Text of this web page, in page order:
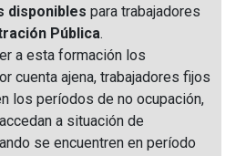
disponibles para trabajadores
Pública.
a esta formación los
cuenta ajena, trabajadores fijos
los períodos de no ocupación,
a situación de
se encuentren en período